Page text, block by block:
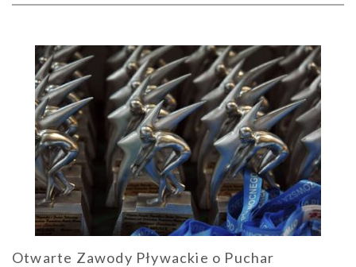
Otwarte Zawody Pływackie o Puchar